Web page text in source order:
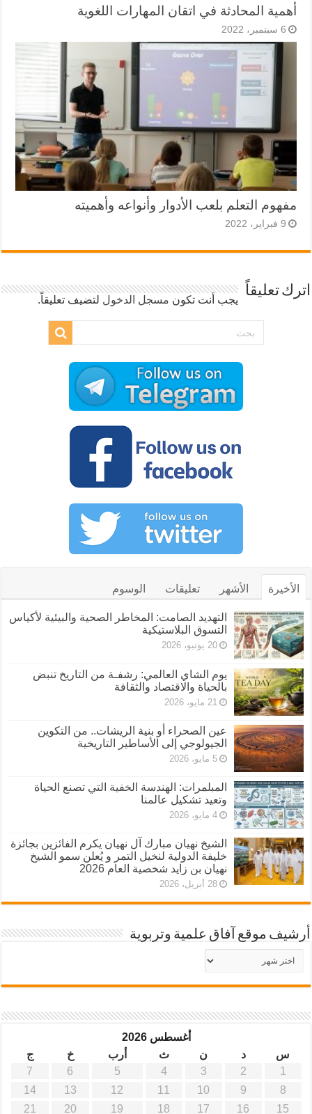
أهمية المحادثة في اتقان المهارات اللغوية
6 سبتمبر، 2022
مفهوم التعلم بلعب الأدوار وأنواعه وأهميته
9 فبراير، 2022
اترك تعليقاً
يجب أنت تكون مسجل الدخول لتضيف تعليقاً.
الأخيرة الأشهر تعليقات الوسوم
التهديد الصامت: المخاطر الصحية والبيئية لأكياس
التسوق البلاستيكية
20 يونيو، 2026
يوم الشاي العالمي: رشفـة من التاريخ تنبض
بالحياة والاقتصاد والثقافة
21 مايو، 2026
عين الصحراء أو بنية الريشات.. من التكوين
الجيولوجي إلى الأساطير التاريخية
5 مايو، 2026
المبلمرات: الهندسة الخفية التي تصنع الحياة
وتعيد تشكيل عالمنا
4 مايو، 2026
الشيخ نهيان مبارك آل نهيان يكرم الفائزين بجائزة
خليفة الدولية لنخيل التمر و يُعلن سمو الشيخ
نهيان بن زايد شخصية العام 2026
28 أبريل، 2026
أرشيف موقع آفاق علمية وتربوية
أرشيف
موقع
أغسطس 2026
س
د ن ث أرب خ
ج
1
2
3
4
5
6
7
8
9
10
11
12
13
14
15
16
17
18
19
20
21